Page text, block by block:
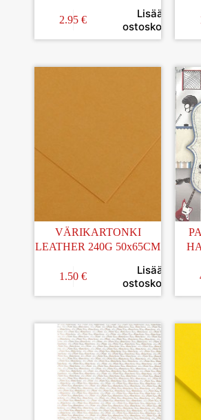
2.95 €
Lisää
ostoskoriin
VÄRIKARTONKI
LEATHER 240G 50x65CM
1.50 €
Lisää
ostoskoriin